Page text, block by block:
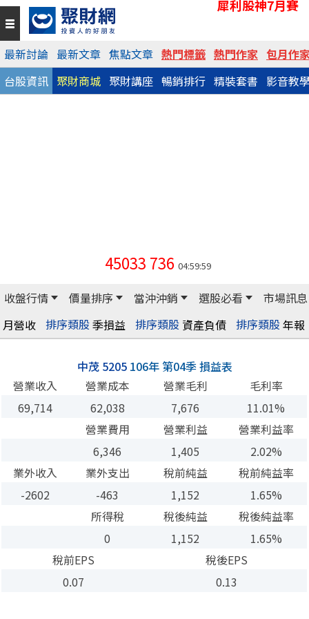
犀利股神7月賽
最新討論 最新文章 焦點文章 熱門標籤 熱門作家 包月作
台股資訊 聚財商城 聚財講座 暢銷排行 精裝套書 影音教
45033 736 04:59:59
收盤行情 價量排序 當沖沖銷 選股必看
市場訊息
月營收 排序類股季損益 排序類股 資產負債 排序類股年報
中茂 5205106年 第04季 損益表
營業收入
營業成本 營業毛利
毛利率
69,714
62,038 7,676
11.01%
營業費用
營業利益
營業利益率
6,346
1,405
2.02%
業外收入
業外支出 稅前純益
稅前純益率
-2602
-463 1,152
1.65%
所得稅
稅後純益
稅後純益率
0
1,152
1.65%
稅前EPS
稅後EPS
0.07
0.13